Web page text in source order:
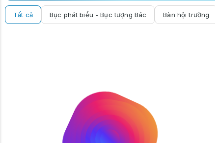
Tất cả Bục phát biểu - Bục tượng Bác Bàn hội trường